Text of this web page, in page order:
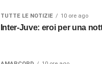
TUTTE LE NOTIZIE 10 ore ago
Inter-Juve: eroi per una